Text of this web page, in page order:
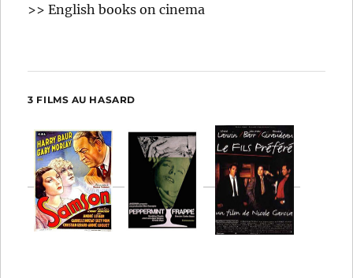
>> English books on cinema
3 FILMS AU HASARD